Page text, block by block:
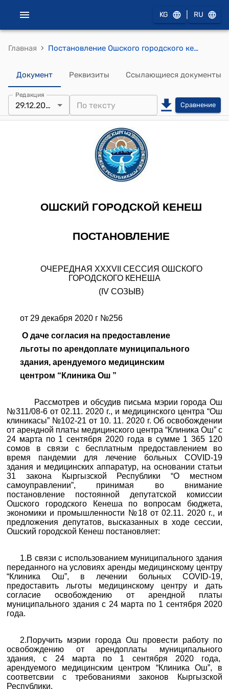
KG RU
Главная › Постановление Ошского городского кенеша от 29 декабря 2020 г №256 "О даче согласия на предоставление льготы по арендоплате муниципального здания, арендуемого медицинским центром “Клиника Ош ”"
Документ Реквизиты Ссылающиеся документы
Редакция
29.12.2020 Сравнение